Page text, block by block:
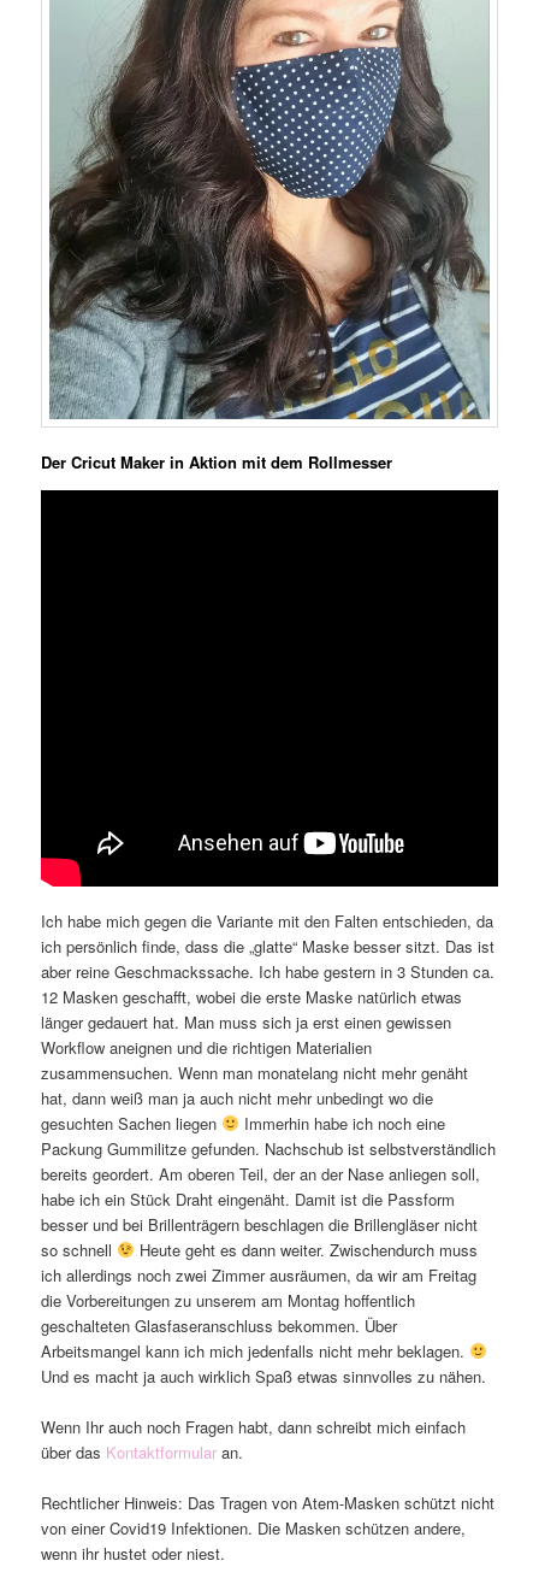
Der Cricut Maker in Aktion mit dem Rollmesser
Ich habe mich gegen die Variante mit den Falten entschieden, da
ich persönlich finde, dass die „glatte“ Maske besser sitzt. Das ist
aber reine Geschmackssache. Ich habe gestern in 3 Stunden ca.
12 Masken geschafft, wobei die erste Maske natürlich etwas
länger gedauert hat. Man muss sich ja erst einen gewissen
Workflow aneignen und die richtigen Materialien
zusammensuchen. Wenn man monatelang nicht mehr genäht
hat, dann weiß man ja auch nicht mehr unbedingt wo die
gesuchten Sachen liegen
Immerhin habe ich noch eine
Packung Gummilitze gefunden. Nachschub ist selbstverständlich
bereits geordert. Am oberen Teil, der an der Nase anliegen soll,
habe ich ein Stück Draht eingenäht. Damit ist die Passform
besser und bei Brillenträgern beschlagen die Brillengläser nicht
so schnell
Heute geht es dann weiter. Zwischendurch muss
ich allerdings noch zwei Zimmer ausräumen, da wir am Freitag
die Vorbereitungen zu unserem am Montag hoffentlich
geschalteten Glasfaseranschluss bekommen. Über
Arbeitsmangel kann ich mich jedenfalls nicht mehr beklagen.
Und es macht ja auch wirklich Spaß etwas sinnvolles zu nähen.
Wenn Ihr auch noch Fragen habt, dann schreibt mich einfach
über das Kontaktformular an.
Rechtlicher Hinweis: Das Tragen von Atem-Masken schützt nicht
von einer Covid19 Infektionen. Die Masken schützen andere,
wenn ihr hustet oder niest.